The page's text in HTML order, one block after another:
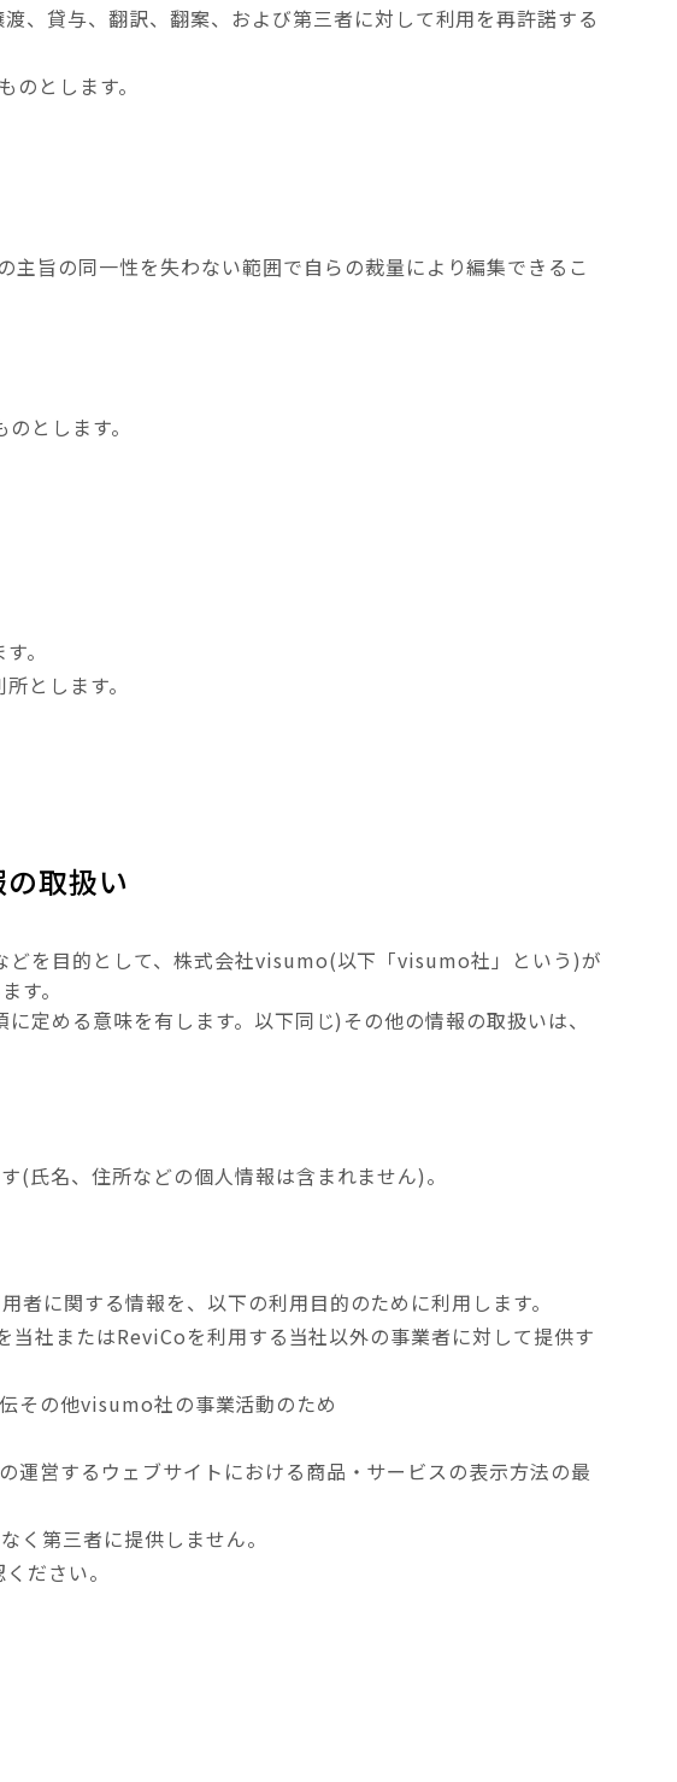
、貸与、翻訳、翻案、および第三者に対して利用を再許諾する
とします。
旨の同一性を失わない範囲で自らの裁量により編集できるこ
とします。
。
とします。
取扱い
どを目的として、株式会社visumo(以下「visumo社」という)が
す。
定める意味を有します。以下同じ)その他の情報の取扱いは、
氏名、住所などの個人情報は含まれません)。
に関する情報を、以下の利用目的のために利用します。
社またはReviCoを利用する当社以外の事業者に対して提供す
その他visumo社の事業活動のため
営するウェブサイトにおける商品・サービスの表示方法の最
第三者に提供しません。
ださい。